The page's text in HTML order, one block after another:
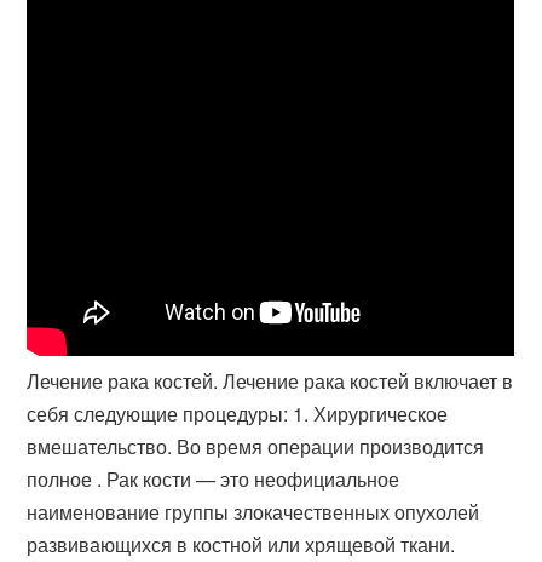
Лечение рака костей. Лечение рака костей включает в
себя следующие процедуры: 1. Хирургическое
вмешательство. Во время операции производится
полное . Рак кости — это неофициальное
наименование группы злокачественных опухолей
развивающихся в костной или хрящевой ткани.